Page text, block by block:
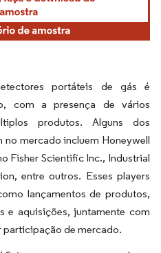
portáteis de gás é
com a presença de vários
produtos. Alguns dos
mercado incluem Honeywell
Fisher Scientific Inc., Industrial
entre outros. Esses players
lançamentos de produtos,
e aquisições, juntamente com
participação de mercado.